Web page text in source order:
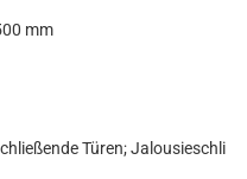
mm
Türen; Jalousieschli